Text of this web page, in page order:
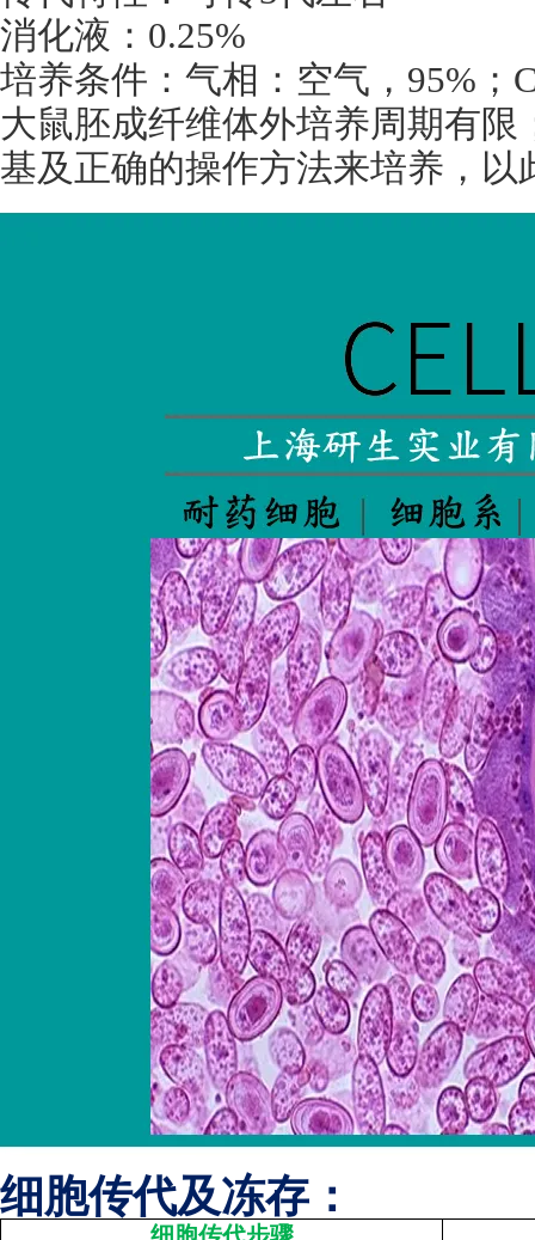
消化液： 0.25%
培养条件：气相：空气， 95% ；
大鼠胚成纤维体外培养周期有
基及正确的操作方法来培养，
细胞传代及冻存：